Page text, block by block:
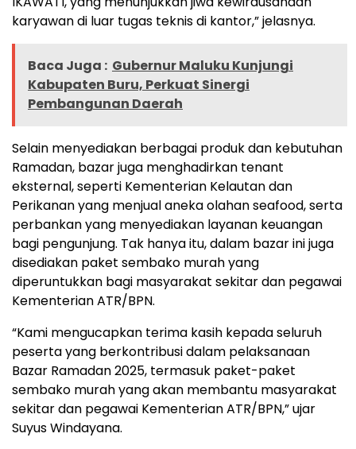
karyawan di luar tugas teknis di kantor,” jelasnya.
Baca Juga : Gubernur Maluku Kunjungi
Kabupaten Buru, Perkuat Sinergi
Pembangunan Daerah
Selain menyediakan berbagai produk dan kebutuhan
Ramadan, bazar juga menghadirkan tenant
eksternal, seperti Kementerian Kelautan dan
Perikanan yang menjual aneka olahan seafood, serta
perbankan yang menyediakan layanan keuangan
bagi pengunjung. Tak hanya itu, dalam bazar ini juga
disediakan paket sembako murah yang
diperuntukkan bagi masyarakat sekitar dan pegawai
Kementerian ATR/BPN.
“Kami mengucapkan terima kasih kepada seluruh
peserta yang berkontribusi dalam pelaksanaan
Bazar Ramadan 2025, termasuk paket-paket
sembako murah yang akan membantu masyarakat
sekitar dan pegawai Kementerian ATR/BPN,” ujar
Suyus Windayana.